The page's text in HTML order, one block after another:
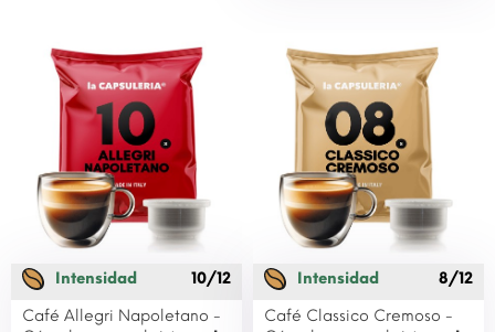
Intensidad
10/12
Café Allegri Napoletano -
Intensidad
8/12
Café Classico Cremoso -